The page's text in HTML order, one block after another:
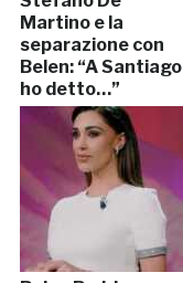
Martino e la
separazione con
Belen: “A Santiago
ho detto…”